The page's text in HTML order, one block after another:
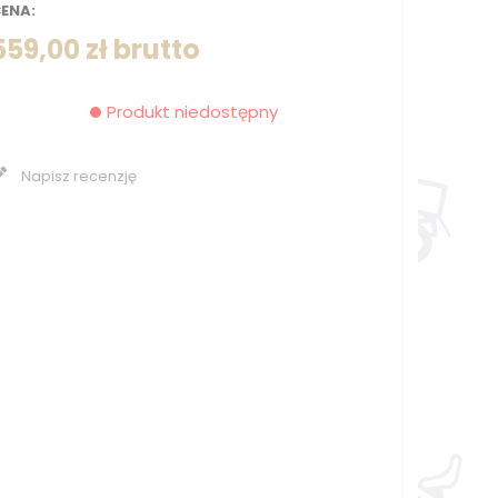
złbrutto
Produkt niedostępny
Napisz recenzję